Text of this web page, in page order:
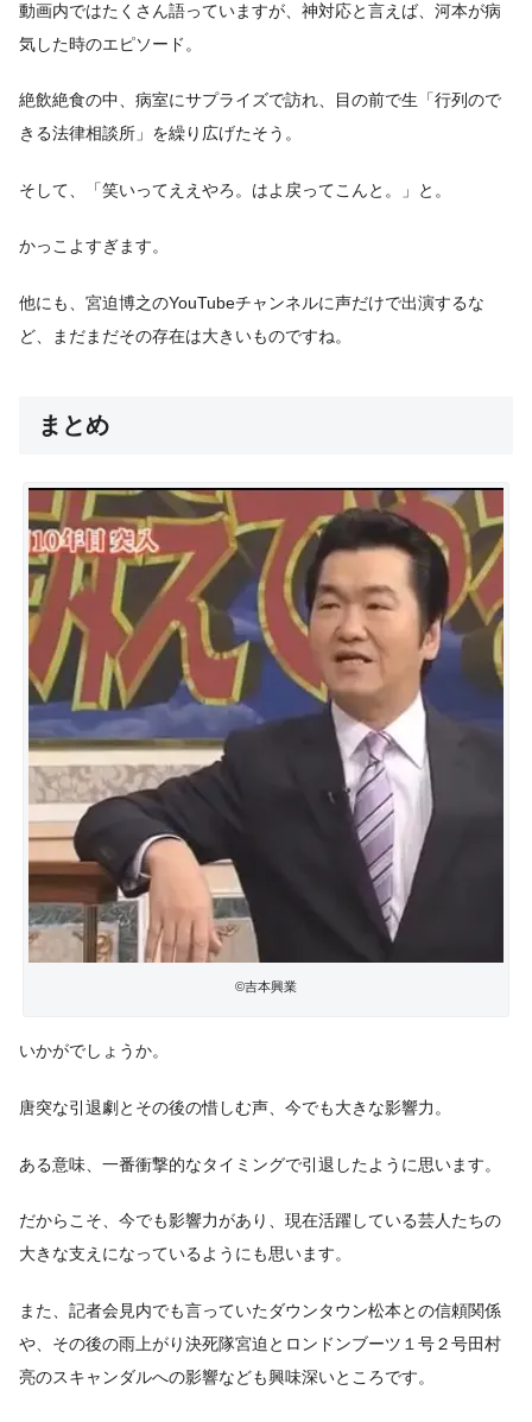
動画内ではたくさん語っていますが、神対応と言えば、河本が病
気した時のエピソード。
絶飲絶食の中、病室にサプライズで訪れ、目の前で生「行列ので
きる法律相談所」を繰り広げたそう。
そして、「笑いってええやろ。はよ戻ってこんと。」と。
かっこよすぎます。
他にも、宮迫博之のYouTubeチャンネルに声だけで出演するな
ど、まだまだその存在は大きいものですね。
まとめ
©吉本興業
いかがでしょうか。
唐突な引退劇とその後の惜しむ声、今でも大きな影響力。
ある意味、一番衝撃的なタイミングで引退したように思います。
だからこそ、今でも影響力があり、現在活躍している芸人たちの
大きな支えになっているようにも思います。
また、記者会見内でも言っていたダウンタウン松本との信頼関係
や、その後の雨上がり決死隊宮迫とロンドンブーツ１号２号田村
亮のスキャンダルへの影響なども興味深いところです。